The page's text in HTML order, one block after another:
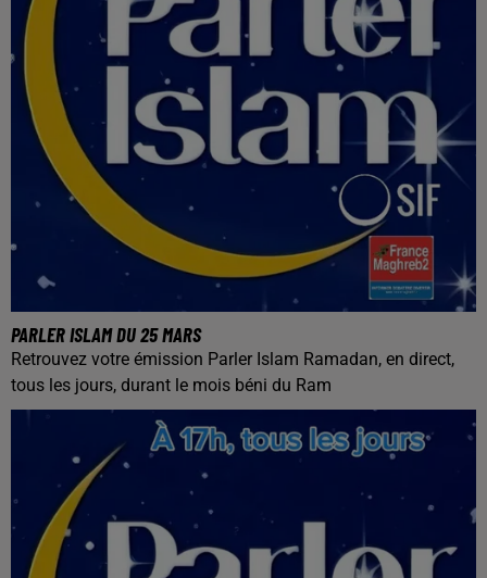
PARLER ISLAM DU 25 MARS
Retrouvez votre émission Parler Islam Ramadan, en direct,
tous les jours, durant le mois béni du Ram